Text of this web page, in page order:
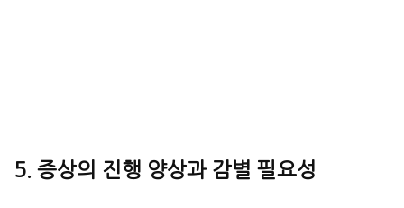
5. 증상의 진행 양상과 감별 필요성